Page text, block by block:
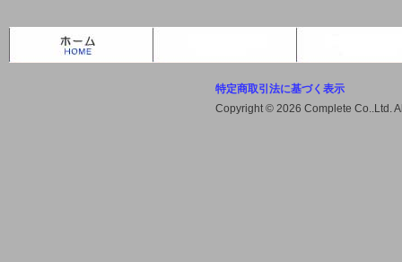
不安定な状況もあります。会員様に
は、ご不便をお掛けしますが宜しく
特定商取引法に基づく表示
Copyright © 2026 Complete Co..Ltd.